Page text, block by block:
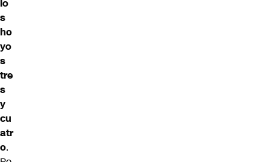
lo
s
ho
yo
s
tre
s
y
cu
atr
o.